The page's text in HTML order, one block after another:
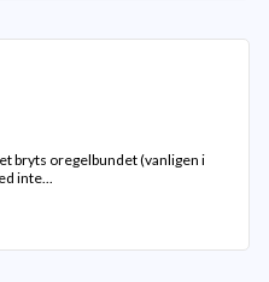
bryts oregelbundet (vanligen i
inte...